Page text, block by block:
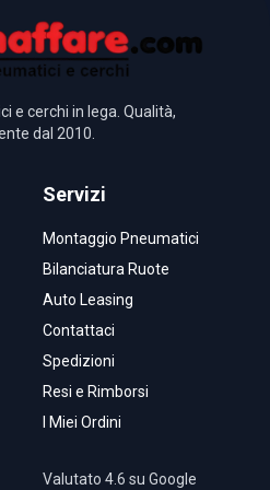
e cerchi in lega. Qualità,
dal 2010.
Servizi
Montaggio Pneumatici
Bilanciatura Ruote
Auto Leasing
Contattaci
Spedizioni
Resi e Rimborsi
I Miei Ordini
Valutato 4.6 su Google